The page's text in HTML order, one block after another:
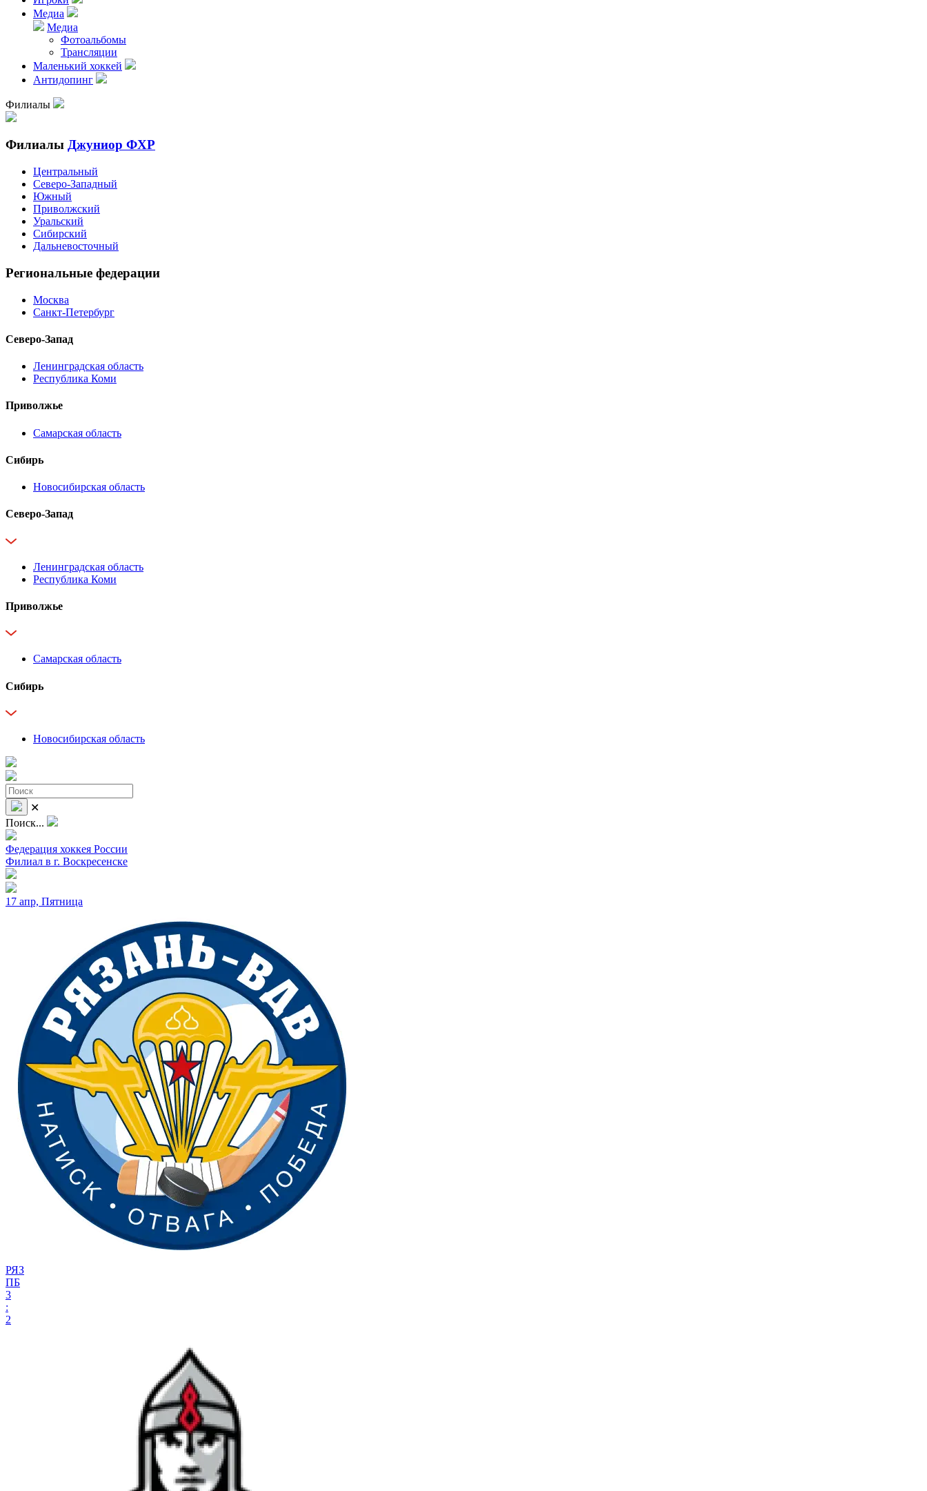
Медиа
Медиа
Фотоальбомы
Трансляции
Маленький хоккей
Антидопинг
Филиалы
Филиалы Джуниор ФХР
Центральный
Северо-Западный
Южный
Приволжский
Уральский
Сибирский
Дальневосточный
Региональные федерации
Москва
Санкт-Петербург
Северо-Запад
Ленинградская область
Республика Коми
Приволжье
Самарская область
Сибирь
Новосибирская область
Северо-Запад
Ленинградская область
Республика Коми
Приволжье
Самарская область
Сибирь
Новосибирская область
✕
Поиск...
Федерация хоккея России
Филиал в г. Воскресенске
17 апр, Пятница
РЯЗ
ПБ
3
:
2